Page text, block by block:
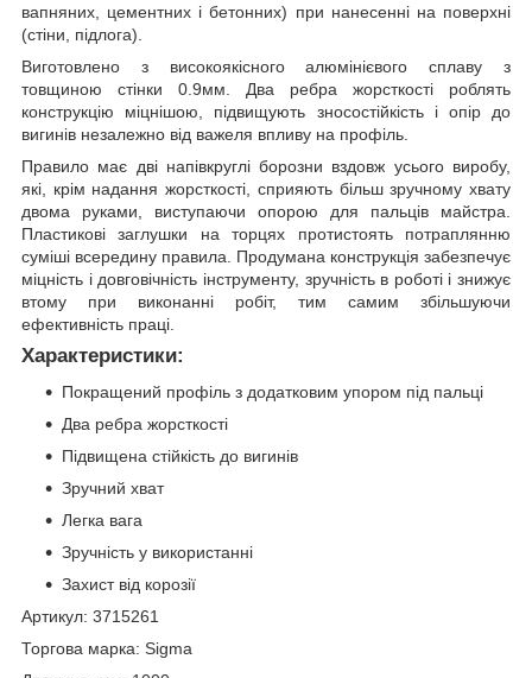
вапняних, цементних і бетонних) при нанесенні на поверхні
(стіни, підлога).
Виготовлено з високоякісного алюмінієвого сплаву з
товщиною стінки 0.9мм. Два ребра жорсткості роблять
конструкцію міцнішою, підвищують зносостійкість і опір до
вигинів незалежно від важеля впливу на профіль.
Правило має дві напівкруглі борозни вздовж усього виробу,
які, крім надання жорсткості, сприяють більш зручному хвату
двома руками, виступаючи опорою для пальців майстра.
Пластикові заглушки на торцях протистоять потраплянню
суміші всередину правила. Продумана конструкція забезпечує
міцність і довговічність інструменту, зручність в роботі і знижує
втому при виконанні робіт, тим самим збільшуючи
ефективність праці.
Характеристики:
Покращений профіль з додатковим упором під пальці
Два ребра жорсткості
Підвищена стійкість до вигинів
Зручний хват
Легка вага
Зручність у використанні
Захист від корозії
Артикул: 3715261
Торгова марка: Sigma